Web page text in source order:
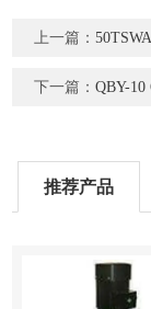
上一篇：
下一篇：QBY-
推荐产品